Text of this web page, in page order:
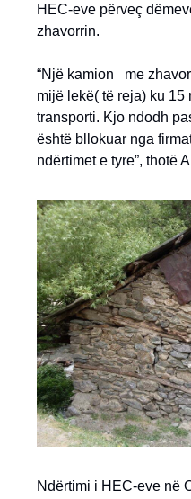
HEC-eve përveç
zhavorrin.
“Një kamion me
mijë lekë( të reja) ku 15
transporti. Kjo ndodh
është bllokuar nga
ndërtimet e tyre”, thotë
Ndërtimi i HEC-eve në